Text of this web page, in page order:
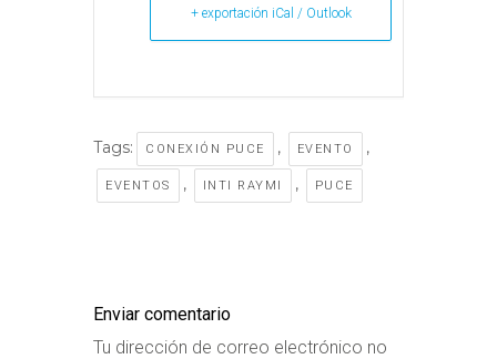
+ exportación iCal / Outlook
Tags: CONEXIÓN PUCE , EVENTO ,
EVENTOS , INTI RAYMI , PUCE
Enviar comentario
Tu dirección de correo electrónico no